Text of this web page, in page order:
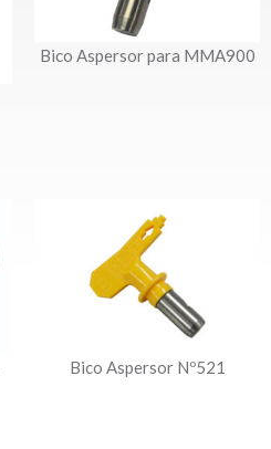
Bico Aspersor para MMA900
Bico Aspersor Nº521